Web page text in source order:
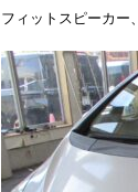
フィットスピーカー